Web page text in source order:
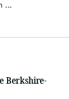
...
Berkshire-